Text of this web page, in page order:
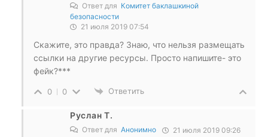
Ответ для Комитет баклашкиной
безопасности
21 июля 2019 07:54
Скажите, это правда? Знаю, что нельзя размещать
ссылки на другие ресурсы. Просто напишите- это
фейк?***
0 0 Ответить
Руслан Т.
Ответ для Анонимно 21 июля 2019 09:26